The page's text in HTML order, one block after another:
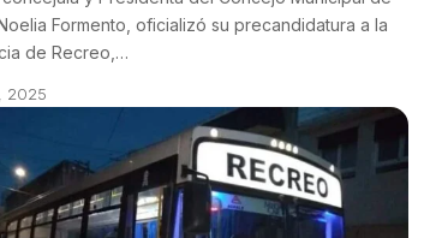
Formento, oficializó su precandidatura a la
de Recreo,…
2025